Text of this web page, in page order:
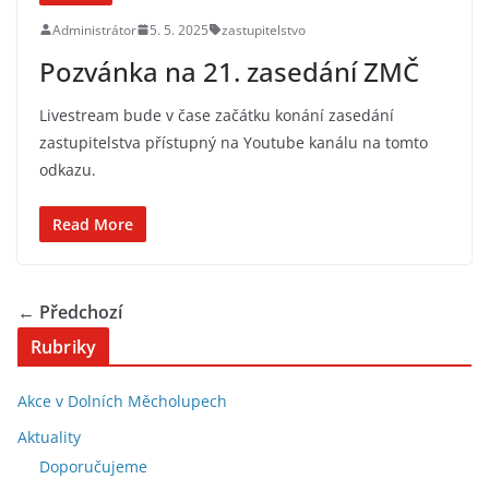
Administrátor 5. 5. 2025 zastupitelstvo
Pozvánka na 21. zasedání ZMČ
Livestream bude v čase začátku konání zasedání
zastupitelstva přístupný na Youtube kanálu na tomto
odkazu.
Read More
← Předchozí
Rubriky
Akce v Dolních Měcholupech
Aktuality
Doporučujeme